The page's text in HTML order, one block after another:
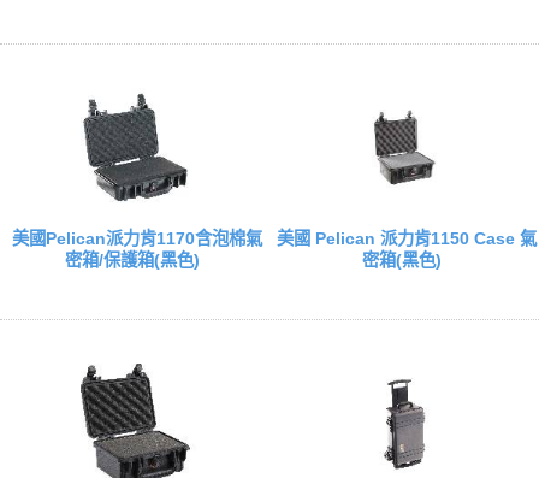
美國Pelican派力肯1170含泡棉氣
密箱/保護箱(黑色)
美國 Pelican 派力肯1150 Case 氣
密箱(黑色)